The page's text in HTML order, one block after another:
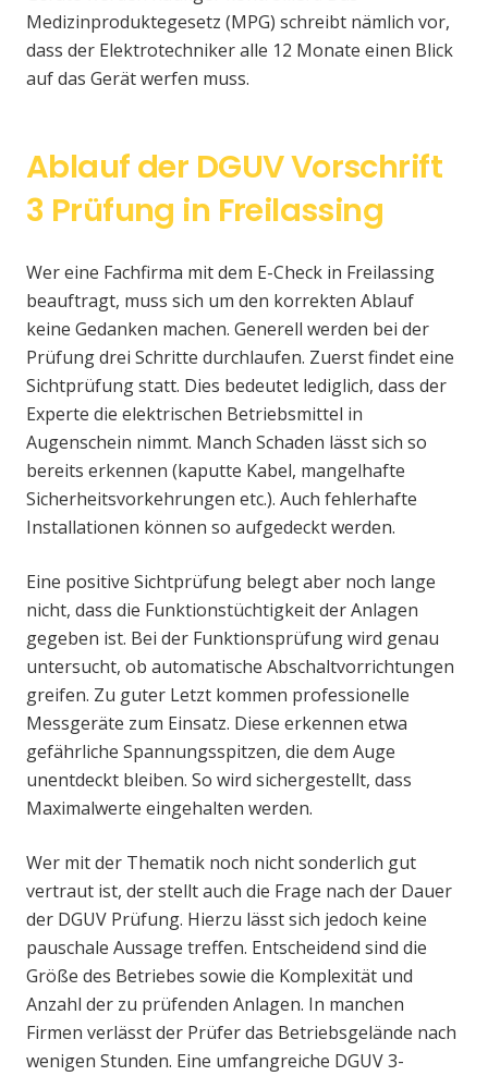
Medizinproduktegesetz (MPG) schreibt nämlich vor,
dass der Elektrotechniker alle 12 Monate einen Blick
auf das Gerät werfen muss.
Ablauf der DGUV Vorschrift
3 Prüfung in Freilassing
Wer eine Fachfirma mit dem E-Check in Freilassing
beauftragt, muss sich um den korrekten Ablauf
keine Gedanken machen. Generell werden bei der
Prüfung drei Schritte durchlaufen. Zuerst findet eine
Sichtprüfung statt. Dies bedeutet lediglich, dass der
Experte die elektrischen Betriebsmittel in
Augenschein nimmt. Manch Schaden lässt sich so
bereits erkennen (kaputte Kabel, mangelhafte
Sicherheitsvorkehrungen etc.). Auch fehlerhafte
Installationen können so aufgedeckt werden.
Eine positive Sichtprüfung belegt aber noch lange
nicht, dass die Funktionstüchtigkeit der Anlagen
gegeben ist. Bei der Funktionsprüfung wird genau
untersucht, ob automatische Abschaltvorrichtungen
greifen. Zu guter Letzt kommen professionelle
Messgeräte zum Einsatz. Diese erkennen etwa
gefährliche Spannungsspitzen, die dem Auge
unentdeckt bleiben. So wird sichergestellt, dass
Maximalwerte eingehalten werden.
Wer mit der Thematik noch nicht sonderlich gut
vertraut ist, der stellt auch die Frage nach der Dauer
der DGUV Prüfung. Hierzu lässt sich jedoch keine
pauschale Aussage treffen. Entscheidend sind die
Größe des Betriebes sowie die Komplexität und
Anzahl der zu prüfenden Anlagen. In manchen
Firmen verlässt der Prüfer das Betriebsgelände nach
wenigen Stunden. Eine umfangreiche DGUV 3-